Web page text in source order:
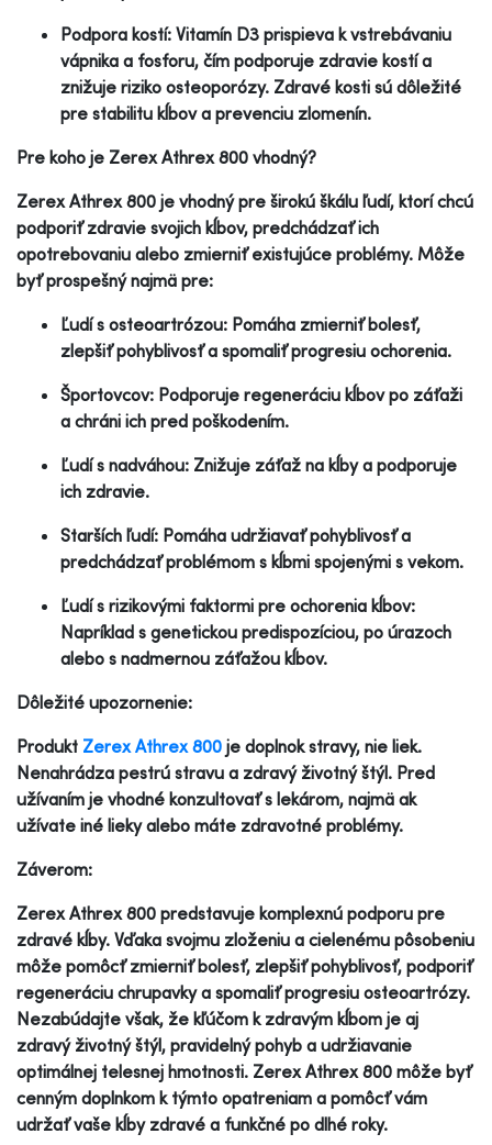
Podpora kostí: Vitamín D3 prispieva k vstrebávaniu
vápnika a fosforu, čím podporuje zdravie kostí a
znižuje riziko osteoporózy. Zdravé kosti sú dôležité
pre stabilitu kĺbov a prevenciu zlomenín.
Pre koho je Zerex Athrex 800 vhodný?
Zerex Athrex 800 je vhodný pre širokú škálu ľudí, ktorí chcú
podporiť zdravie svojich kĺbov, predchádzať ich
opotrebovaniu alebo zmierniť existujúce problémy. Môže
byť prospešný najmä pre:
Ľudí s osteoartrózou: Pomáha zmierniť bolesť,
zlepšiť pohyblivosť a spomaliť progresiu ochorenia.
Športovcov: Podporuje regeneráciu kĺbov po záťaži
a chráni ich pred poškodením.
Ľudí s nadváhou: Znižuje záťaž na kĺby a podporuje
ich zdravie.
Starších ľudí: Pomáha udržiavať pohyblivosť a
predchádzať problémom s kĺbmi spojenými s vekom.
Ľudí s rizikovými faktormi pre ochorenia kĺbov:
Napríklad s genetickou predispozíciou, po úrazoch
alebo s nadmernou záťažou kĺbov.
Dôležité upozornenie:
Produkt Zerex Athrex 800 je doplnok stravy, nie liek.
Nenahrádza pestrú stravu a zdravý životný štýl. Pred
užívaním je vhodné konzultovať s lekárom, najmä ak
užívate iné lieky alebo máte zdravotné problémy.
Záverom:
Zerex Athrex 800 predstavuje komplexnú podporu pre
zdravé kĺby. Vďaka svojmu zloženiu a cielenému pôsobeniu
môže pomôcť zmierniť bolesť, zlepšiť pohyblivosť, podporiť
regeneráciu chrupavky a spomaliť progresiu osteoartrózy.
Nezabúdajte však, že kľúčom k zdravým kĺbom je aj
zdravý životný štýl, pravidelný pohyb a udržiavanie
optimálnej telesnej hmotnosti. Zerex Athrex 800 môže byť
cenným doplnkom k týmto opatreniam a pomôcť vám
udržať vaše kĺby zdravé a funkčné po dlhé roky.